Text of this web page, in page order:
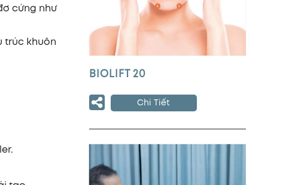
cứng như
trúc khuôn
BIOLIFT 20
Chi Tiết